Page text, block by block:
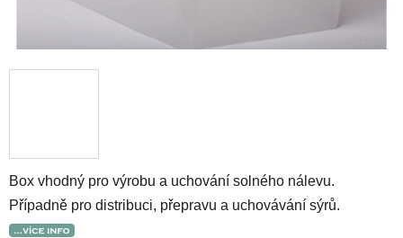
Box vhodný pro výrobu a uchování solného nálevu.
Případně pro distribuci, přepravu a uchovávání sýrů.